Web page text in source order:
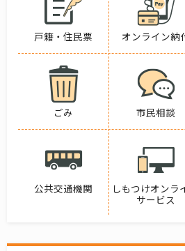
戸籍・住民票 オンライン納
ごみ 市民相談
公共交通機関
しもつけオンラ
サービス